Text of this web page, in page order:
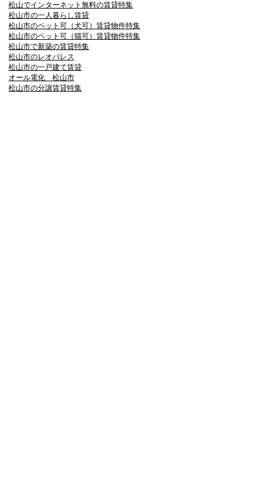
松山でインターネット無料の賃貸特集
松山市の一人暮らし賃貸
松山市のペット可（犬可）賃貸物件特集
松山市のペット可（猫可）賃貸物件特集
松山市で新築の賃貸特集
松山市のレオパレス
松山市の一戸建て賃貸
オール電化 松山市
松山市の分譲賃貸特集